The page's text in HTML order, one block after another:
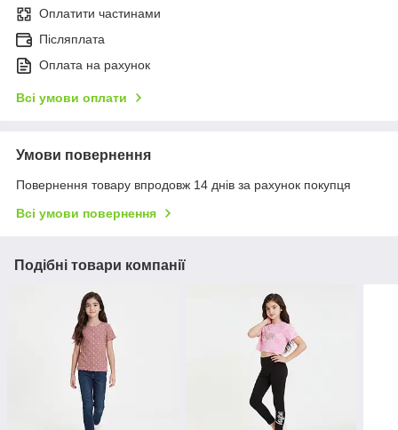
Оплатити частинами
Післяплата
Оплата на рахунок
Всі умови оплати
Умови повернення
Повернення товару впродовж 14 днів за рахунок покупця
Всі умови повернення
Подібні товари компанії